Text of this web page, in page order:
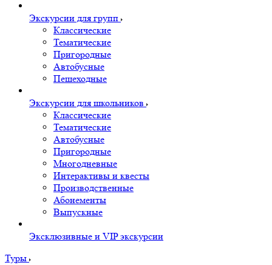
Экскурсии для групп
Классические
Тематические
Пригородные
Автобусные
Пешеходные
Экскурсии для школьников
Классические
Тематические
Автобусные
Пригородные
Многодневные
Интерактивы и квесты
Производственные
Абонементы
Выпускные
Эксклюзивные и VIP экскурсии
Туры